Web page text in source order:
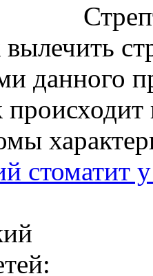
данного
стоматит